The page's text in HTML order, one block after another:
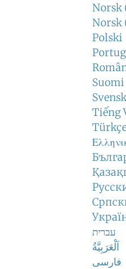
Norsk
Norsk
Polski
Suomi
Tiếng
עברית
اَلْعَرَبِيَّةُ
فارسی